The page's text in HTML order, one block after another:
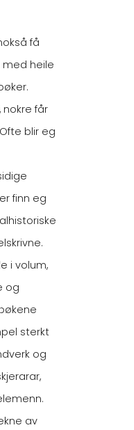
få
heile
nokre får
blir eg
finn eg
i volum,
og
sterkt
og
av